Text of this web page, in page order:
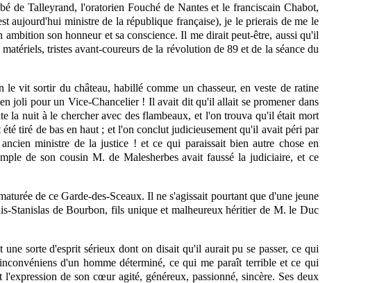
de Talleyrand, l'oratorien Fouché de Nantes et le franciscain Chabot,
aujourd'hui ministre de la république française), je le prierais de me le
son honneur et sa conscience. Il me dirait peut-être, aussi qu'il
tristes avant-coureurs de la révolution de 89 et de la séance du
le vit sortir du château, habillé comme un chasseur, en veste de ratine
joli pour un Vice-Chancelier ! Il avait dit qu'il allait se promener dans
la nuit à le chercher avec des flambeaux, et l'on trouva qu'il était mort
tiré de bas en haut ; et l'on conclut judicieusement qu'il avait péri par
ministre de la justice ! et ce qui paraissait bien autre chose en
de son cousin M. de Malesherbes avait faussé la judiciaire, et ce
de ce Garde-des-Sceaux. Il ne s'agissait pourtant que d'une jeune
Stanislas de Bourbon, fils unique et malheureux héritier de M. le Duc
une sorte d'esprit sérieux dont on disait qu'il aurait pu se passer, ce qui
d'un homme déterminé, ce qui me paraît terrible et ce qui
de son cœur agité, généreux, passionné, sincère. Ses deux